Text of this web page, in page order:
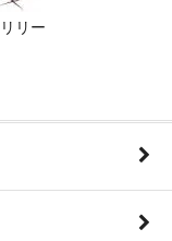
リー